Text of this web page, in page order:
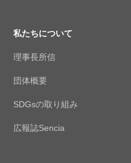
私たちについて
理事長所信
団体概要
SDGsの取り組み
広報誌Sencia